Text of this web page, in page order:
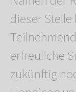
dieser
erfreuliche
zukünftig